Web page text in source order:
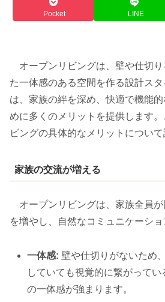
Pocket LINE
オープンリビングは、壁や仕切り
た一体感のある空間を作る設計ス
は、家族の絆を深め、快適で機能
めに多くのメリットを提供します
ビングの具体的なメリットについて
家族の交流が増える
オープンリビングは、家族全員が
を増やし、自然なコミュニケーショ
一体感: 壁や仕切りがないため
していても視覚的に繋がって
の一体感が強まります。